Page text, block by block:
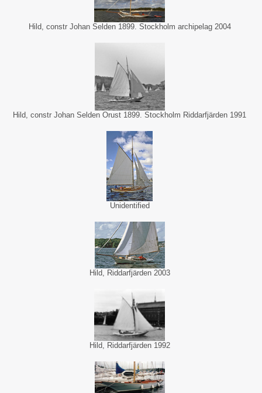
Hild, constr Johan Selden 1899. Stockholm archipelag 2004
Hild, constr Johan Selden Orust 1899. Stockholm Riddarfjärden 1991
Unidentified
Hild, Riddarfjärden 2003
Hild, Riddarfjärden 1992